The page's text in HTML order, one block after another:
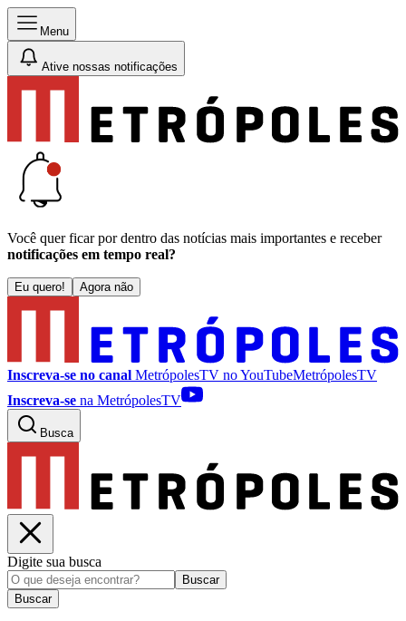
Menu
Ative nossas notificações
Você quer ficar por dentro das notícias mais importantes e receber
notificações em tempo real?
Eu quero! Agora não
Inscreva-se no canal MetrópolesTV noYouTubeMetrópolesTV
Inscreva-se na MetrópolesTV
Busca
Digite sua busca
Buscar
Buscar